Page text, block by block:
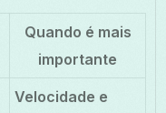
Quando é mais
importante
Velocidade e